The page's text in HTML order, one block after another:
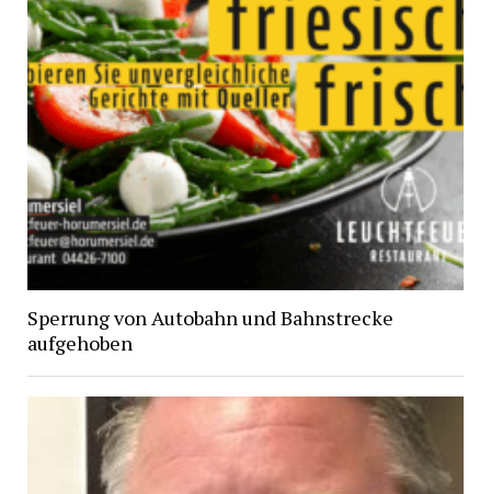
Sperrung von Autobahn und Bahnstrecke
aufgehoben